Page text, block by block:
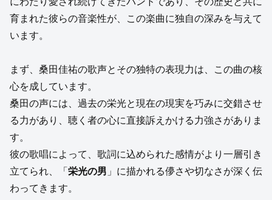
育まれた彼らの音楽性が、この楽曲に独自の深みを与えて
います。
まず、桑田佳祐の歌声とその独特の表現力は、この曲の核
心を成しています。
桑田の声には、過去の栄光と現在の現実を巧みに交錯させ
る力があり、聴く者の心に直接訴えかける力強さがありま
す。
彼の歌唱によって、歌詞に込められた感情がより一層引き
立てられ、「 栄光の男 」に描かれる儚さや切なさが深く伝
わってきます。